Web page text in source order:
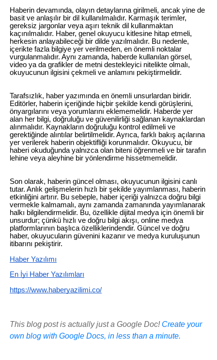
Haberin devamında, olayın detaylarına girilmeli, ancak yine de
basit ve anlaşılır bir dil kullanılmalıdır. Karmaşık terimler,
gereksiz jargonlar veya aşırı teknik dil kullanmaktan
kaçınılmalıdır. Haber, genel okuyucu kitlesine hitap etmeli,
herkesin anlayabileceği bir dilde yazılmalıdır. Bu nedenle,
içerikte fazla bilgiye yer verilmeden, en önemli noktalar
vurgulanmalıdır. Aynı zamanda, haberde kullanılan görsel,
video ya da grafikler de metni destekleyici nitelikte olmalı,
okuyucunun ilgisini çekmeli ve anlamını pekiştirmelidir.
Tarafsızlık, haber yazımında en önemli unsurlardan biridir.
Editörler, haberin içeriğinde hiçbir şekilde kendi görüşlerini,
önyargılarını veya yorumlarını eklememelidir. Haberde yer
alan her bilgi, doğruluğu ve güvenilirliği sağlanan kaynaklardan
alınmalıdır. Kaynakların doğruluğu kontrol edilmeli ve
gerektiğinde alıntılar belirtilmelidir. Ayrıca, farklı bakış açılarına
yer verilerek haberin objektifliği korunmalıdır. Okuyucu, bir
haberi okuduğunda yalnızca olan biteni öğrenmeli ve bir tarafın
lehine veya aleyhine bir yönlendirme hissetmemelidir.
Son olarak, haberin güncel olması, okuyucunun ilgisini canlı
tutar. Anlık gelişmelerin hızlı bir şekilde yayımlanması, haberin
etkinliğini artırır. Bu sebeple, haber içeriği yalnızca doğru bilgi
vermekle kalmamalı, aynı zamanda zamanında yayımlanarak
halkı bilgilendirmelidir. Bu, özellikle dijital medya için önemli bir
unsurdur; çünkü hızlı ve doğru bilgi akışı, online medya
platformlarının başlıca özelliklerindendir. Güncel ve doğru
haber, okuyucuların güvenini kazanır ve medya kuruluşunun
itibarını pekiştirir.
Haber Yazılımı
En İyi Haber Yazılımları
https://www.haberyazilimi.co/
This blog post is actually just a Google Doc! Create your
own blog with Google Docs, in less than a minute.